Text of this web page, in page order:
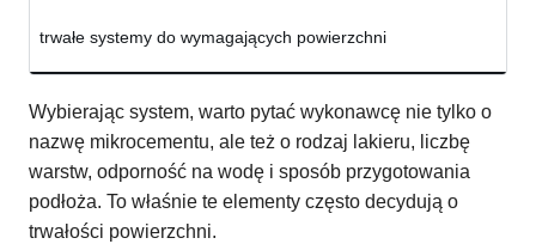
trwałe systemy do wymagających powierzchni
Wybierając system, warto pytać wykonawcę nie tylko o
nazwę mikrocementu, ale też o rodzaj lakieru, liczbę
warstw, odporność na wodę i sposób przygotowania
podłoża. To właśnie te elementy często decydują o
trwałości powierzchni.